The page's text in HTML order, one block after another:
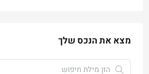
מצא את הנכס שלך